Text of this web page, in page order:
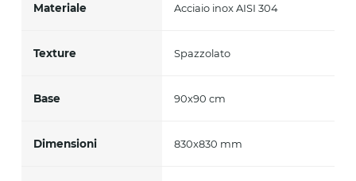
Materiale Acciaio inox AISI 304
Texture Spazzolato
Base 90x90 cm
Dimensioni 830x830 mm